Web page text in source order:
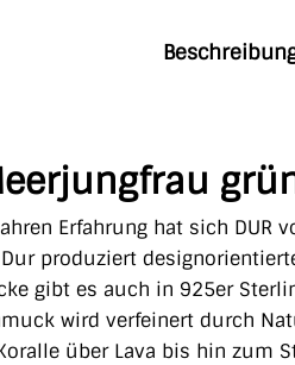
Erfahrung hat sich DUR
produziert
gibt es auch in 925er
wird verfeinert durch
über Lava bis hin zum